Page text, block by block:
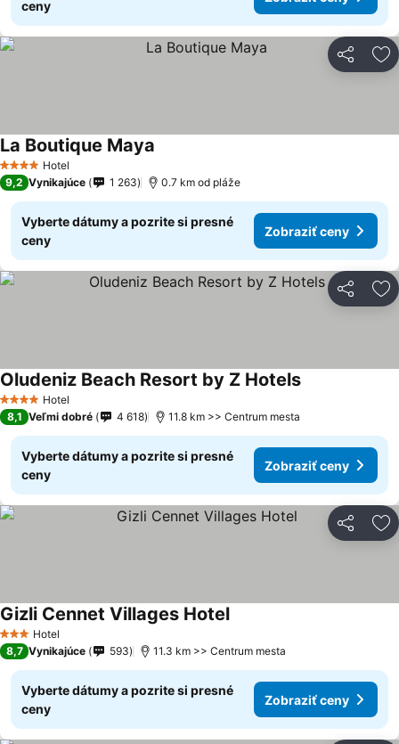
ceny
Zdieľať
4 Počet hviezdičiek
Hotel
La Boutique Maya
9,2 Vynikajúce 1 263 0.7 km od pláže
Vyberte dátumy a pozrite si presné
ceny
Zobraziť ceny
Zdieľať
4 Počet hviezdičiek
Hotel
Oludeniz Beach Resort by Z Hotels
8,1 Veľmi dobré 4 618 11.8 km >> Centrum mesta
Vyberte dátumy a pozrite si presné
ceny
Zobraziť ceny
Zdieľať
3 Počet hviezdičiek
Hotel
Gizli Cennet Villages Hotel
8,7 Vynikajúce 593 11.3 km >> Centrum mesta
Vyberte dátumy a pozrite si presné
ceny
Zobraziť ceny